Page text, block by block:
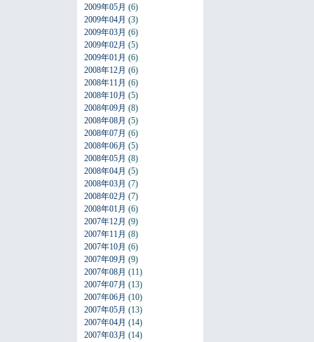
2009年05月 (6)
2009年04月 (3)
2009年03月 (6)
2009年02月 (5)
2009年01月 (6)
2008年12月 (6)
2008年11月 (6)
2008年10月 (5)
2008年09月 (8)
2008年08月 (5)
2008年07月 (6)
2008年06月 (5)
2008年05月 (8)
2008年04月 (5)
2008年03月 (7)
2008年02月 (7)
2008年01月 (6)
2007年12月 (9)
2007年11月 (8)
2007年10月 (6)
2007年09月 (9)
2007年08月 (11)
2007年07月 (13)
2007年06月 (10)
2007年05月 (13)
2007年04月 (14)
2007年03月 (14)